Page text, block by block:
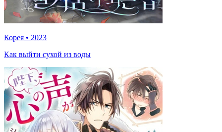
Корея • 2023
Как выйти сухой из воды